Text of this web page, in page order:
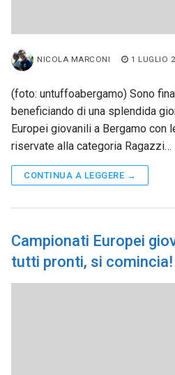
NICOLA MARCONI 1 LUGLIO
(foto: untuffoabergamo) Sono
beneficiando di una splendida
Europei giovanili a Bergamo con
riservate alla categoria Ragazzi…
CONTINUA A LEGGERE →
Campionati Europei
tutti pronti, si comincia!